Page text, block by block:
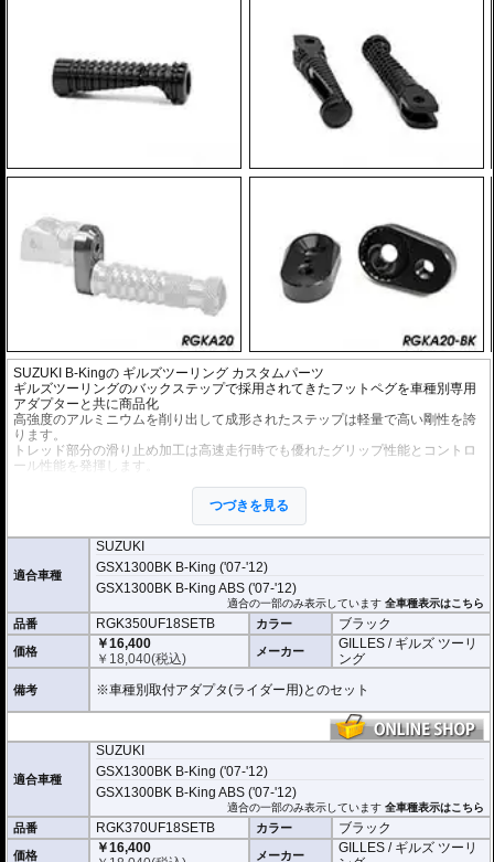
SUZUKI B-Kingの ギルズツーリング カスタムパーツ
ギルズツーリングのバックステップで採用されてきたフットペグを車種別専用
アダプターと共に商品化
高強度のアルミニウムを削り出して成形されたステップは軽量で高い剛性を誇
ります。
トレッド部分の滑り止め加工は高速走行時でも優れたグリップ性能とコントロ
ール性能を発揮します。
オプションの拡張キットを使用することにより、ペグ位置を24ポジションから
ライディングスタイルに合わせて調整が可能になります。
つづきを見る
適合車種
SUZUKI
GSX1300BK B-King ('07-'12)
GSX1300BK B-King ABS ('07-'12)
適合の一部のみ表示しています全車種表示はこちら
品番 RGK350UF18SETB カラー ブラック
価格
￥16,400
￥ 18,040(税込) メーカー
GILLES / ギルズ ツーリ
ング
備考 ※車種別取付アダプタ(ライダー用)とのセット
適合車種
SUZUKI
GSX1300BK B-King ('07-'12)
GSX1300BK B-King ABS ('07-'12)
適合の一部のみ表示しています全車種表示はこちら
品番 RGK370UF18SETB カラー ブラック
価格
￥16,400
メーカー
GILLES / ギルズ ツーリ